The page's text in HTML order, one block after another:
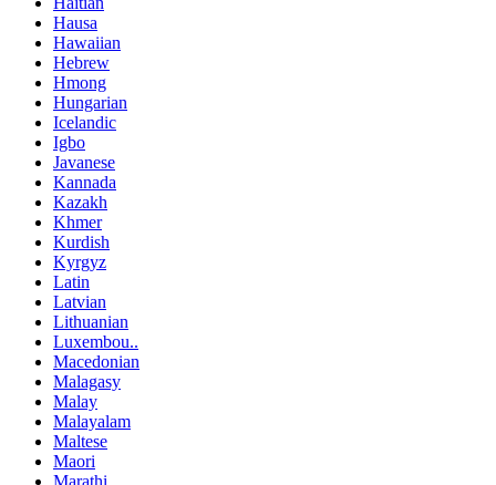
Hausa
Hawaiian
Hebrew
Hmong
Hungarian
Icelandic
Igbo
Javanese
Kannada
Kazakh
Khmer
Kurdish
Kyrgyz
Latin
Latvian
Lithuanian
Luxembou..
Macedonian
Malagasy
Malay
Malayalam
Maltese
Maori
Marathi